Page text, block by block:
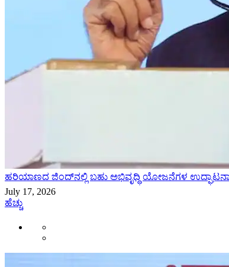
ಹರಿಯಾಣದ ಜಿಂದ್‌ನಲ್ಲಿ ಬಹು ಅಭಿವೃದ್ಧಿ ಯೋಜನೆಗಳ
July 17, 2026
ಹೆಚ್ಚು